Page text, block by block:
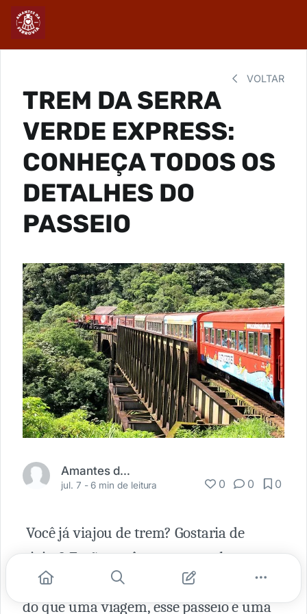
VOLTAR
TREM DA SERRA
VERDE EXPRESS:
CONHEÇA TODOS OS
DETALHES DO
PASSEIO
Amantes da Ferrovia
jul. 7 -6 min de leitura 0 0 0
Você já viajou de trem? Gostaria de
viajar? Então você tem que conhecer o
trem da Serra Verde Express. Muito mais
do que uma viagem, esse passeio é uma